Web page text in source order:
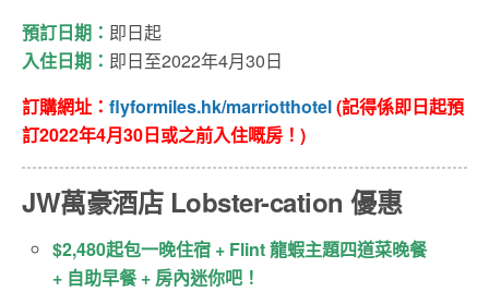
預訂日期： 即日起
入住日期： 即日至2022年4月30日
訂購網址： flyformiles.hk/marriotthotel(記得係即日起預
訂2022年4月30日或之前入住嘅房！)
JW萬豪酒店 Lobster-cation 優惠
$2,480起包一晚住宿 + Flint 龍蝦主題四道菜晚餐
+ 自助早餐 + 房內迷你吧！